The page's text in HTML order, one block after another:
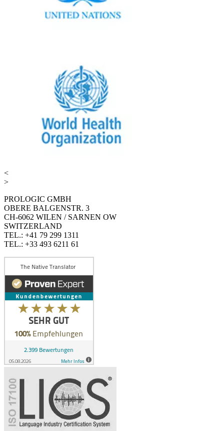
<
>
PROLOGIC GMBH
OBERE BALGENSTR. 3
CH-6062 WILEN / SARNEN OW
SWITZERLAND
TEL.: +41 79 299 1311
TEL.: +33 493 6211 61